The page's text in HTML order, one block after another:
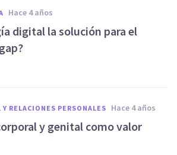
hace 4 años
digital la solución para el
RELACIONES PERSONALES hace 4 años
y genital como valor